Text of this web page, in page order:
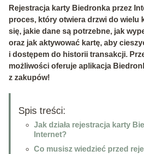
Rejestracja karty Biedronka przez
proces, który otwiera drzwi do wielu
się, jakie dane są potrzebne, jak
oraz jak aktywować kartę, aby
i dostępem do historii transakcji.
możliwości oferuje aplikacja
z zakupów!
Spis treści:
Jak działa rejestracja karty
Internet?
Co musisz wiedzieć przed